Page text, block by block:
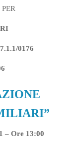
0176
– Ore 13:00